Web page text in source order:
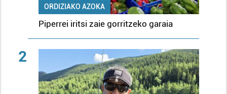
ORDIZIAKO AZOKA
Piperrei iritsi zaie gorritzeko garaia
2